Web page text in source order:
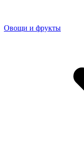
Овощи и фрукты